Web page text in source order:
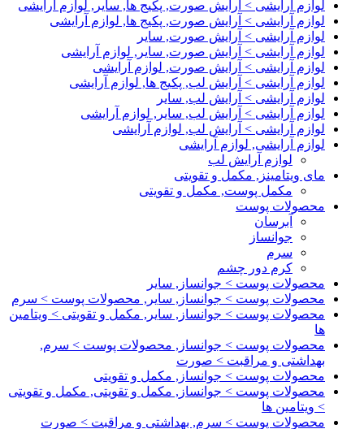
لوازم آرایشی > آرایش صورت, پکیج ها, سایر, لوازم آرایشی
لوازم آرایشی > آرایش صورت, پکیج ها, لوازم آرایشی
لوازم آرایشی > آرایش صورت, سایر
لوازم آرایشی > آرایش صورت, سایر, لوازم آرایشی
لوازم آرایشی > آرایش صورت, لوازم آرایشی
لوازم آرایشی > آرایش لب, پکیج ها, لوازم آرایشی
لوازم آرایشی > آرایش لب, سایر
لوازم آرایشی > آرایش لب, سایر, لوازم آرایشی
لوازم آرایشی > آرایش لب, لوازم آرایشی
لوازم آرایشی, لوازم آرایشی
لوازم آرایش لب
مای ویتامینز, مکمل و تقویتی
مکمل پوست, مکمل و تقویتی
محصولات پوست
آبرسان
جوانساز
سرم
کرم دور چشم
محصولات پوست > جوانساز, سایر
محصولات پوست > جوانساز, سایر, محصولات پوست > سرم
محصولات پوست > جوانساز, سایر, مکمل و تقویتی > ویتامین
ها
محصولات پوست > جوانساز, محصولات پوست > سرم,
بهداشتی و مراقبت > صورت
محصولات پوست > جوانساز, مکمل و تقویتی
محصولات پوست > جوانساز, مکمل و تقویتی, مکمل و تقویتی
> ویتامین ها
محصولات پوست > سرم, بهداشتی و مراقبت > صورت